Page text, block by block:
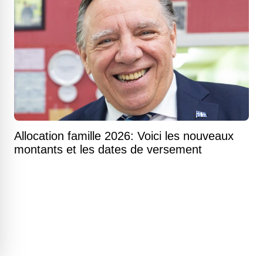
Allocation famille 2026: Voici les nouveaux
montants et les dates de versement